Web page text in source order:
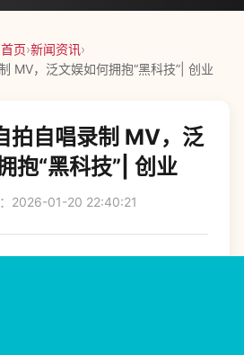
首页›新闻资讯›
MV，泛文娱如何拥抱“黑科技”| 创业
拍自唱录制 MV，泛
抱“黑科技”| 创业
2026-01-20 22:40:21